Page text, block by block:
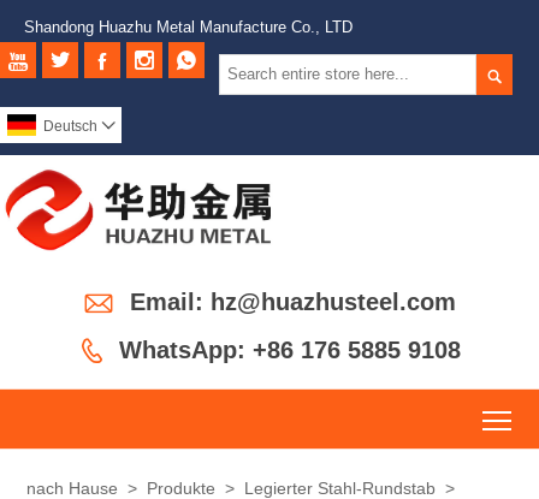
Shandong Huazhu Metal Manufacture Co., LTD

    
Deutsch 
 Email: hz@huazhusteel.com
 WhatsApp: +86 176 5885 9108
nach Hause > Produkte > Legierter Stahl-Rundstab >